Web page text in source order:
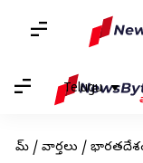
Telugu
హోమ్ / వార్తలు /